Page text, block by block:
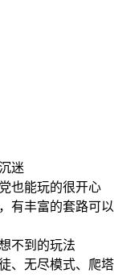
迷
也能玩的很开心
有丰富的套路可
不到的玩法
、无尽模式、爬